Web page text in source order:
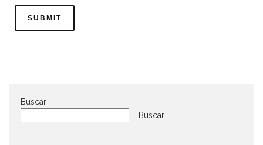
Buscar
Buscar